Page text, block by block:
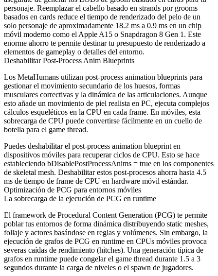
personaje. Reemplazar el cabello basado en strands por grooms
basados en cards reduce el tiempo de renderizado del pelo de un
solo personaje de aproximadamente 18.2 ms a 0.9 ms en un chip
móvil moderno como el Apple A15 o Snapdragon 8 Gen 1. Este
enorme ahorro te permite destinar tu presupuesto de renderizado a
elementos de gameplay o detalles del entorno.
Deshabilitar Post-Process Anim Blueprints
Los MetaHumans utilizan post-process animation blueprints para
gestionar el movimiento secundario de los huesos, formas
musculares correctivas y la dinámica de las articulaciones. Aunque
esto añade un movimiento de piel realista en PC, ejecuta complejos
cálculos esqueléticos en la CPU en cada frame. En móviles, esta
sobrecarga de CPU puede convertirse fácilmente en un cuello de
botella para el game thread.
Puedes deshabilitar el post-process animation blueprint en
dispositivos móviles para recuperar ciclos de CPU. Esto se hace
estableciendo bDisablePostProcessAnims = true en los componentes
de skeletal mesh. Deshabilitar estos post-procesos ahorra hasta 4.5
ms de tiempo de frame de CPU en hardware móvil estándar.
Optimización de PCG para entornos móviles
La sobrecarga de la ejecución de PCG en runtime
El framework de Procedural Content Generation (PCG) te permite
poblar tus entornos de forma dinámica distribuyendo static meshes,
follaje y actores basándose en reglas y volúmenes. Sin embargo, la
ejecución de grafos de PCG en runtime en CPUs móviles provoca
severas caídas de rendimiento (hitches). Una generación típica de
grafos en runtime puede congelar el game thread durante 1.5 a 3
segundos durante la carga de niveles o el spawn de jugadores.